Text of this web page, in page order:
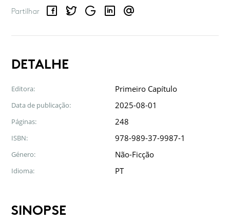
Partilhar
FacebookTwitterGoogle LinkedInEmail
DETALHE
Editora: Primeiro Capítulo
Data de publicação: 2025-08-01
Páginas: 248
ISBN: 978-989-37-9987-1
Género: Não-Ficção
Idioma: PT
SINOPSE